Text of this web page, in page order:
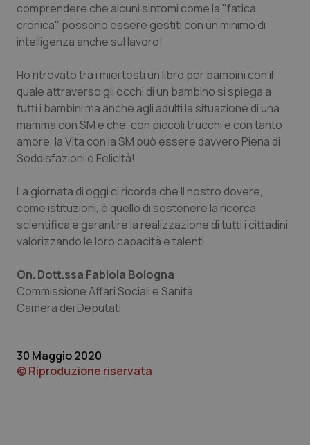
Liguria
Lombardia
Marche
Molise
Piemonte
Provincia Autonoma di Bolzano
Provincia Autonoma di Trento
Puglia
Sardegna
Toscana
Disturbi dell’umore
Dolore
Donna & Salute
Epatiti
HIV
Infezioni & Febbre
Ipertensione & Scompenso
Malattie rare
Malattia di Crohn & Rettocolite Ulcerosa
Obesità
comprendere che alcuni sintomi come la "fatica
cronica" possono essere gestiti con un minimo di
intelligenza anche sul lavoro!
Ho ritrovato tra i miei testi un libro per bambini con il
quale attraverso gli occhi di un bambino si spiega a
tutti i bambini ma anche agli adulti la situazione di una
mamma con SM e che, con piccoli trucchi e con tanto
amore, la Vita con la SM può essere davvero Piena di
Soddisfazioni e Felicità!
La giornata di oggi ci ricorda che Il nostro dovere,
come istituzioni, è quello di sostenere la ricerca
scientifica e garantire la realizzazione di tutti i cittadini
valorizzando le loro capacità e talenti.
On. Dott.ssa Fabiola Bologna
Commissione Affari Sociali e Sanità
Camera dei Deputati
30 Maggio 2020
© Riproduzione riservata